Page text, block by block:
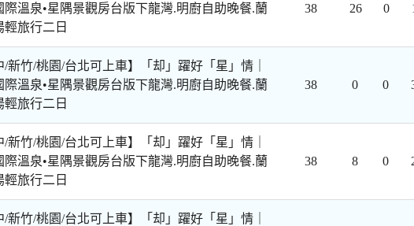
際溫泉•星隅景觀房台版下龍灣.明廚自助晚餐.蘭
輕旅行二日
38 26 0
/新竹/桃園/台北可上車】「却」躍好「星」情｜
際溫泉•星隅景觀房台版下龍灣.明廚自助晚餐.蘭
輕旅行二日
38 0 0
/新竹/桃園/台北可上車】「却」躍好「星」情｜
際溫泉•星隅景觀房台版下龍灣.明廚自助晚餐.蘭
輕旅行二日
38 8 0
/新竹/桃園/台北可上車】「却」躍好「星」情｜